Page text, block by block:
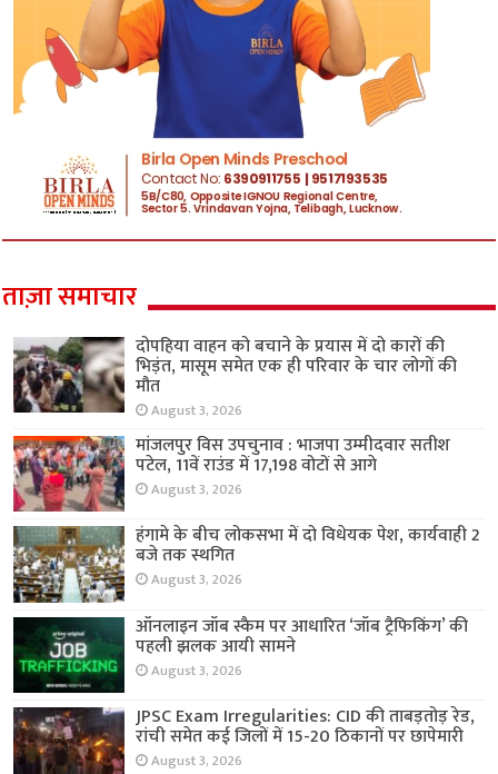
ताज़ा समाचार
दोपहिया वाहन को बचाने के प्रयास में दो कारों की
भिड़ंत, मासूम समेत एक ही परिवार के चार लोगों की
मौत
August 3, 2026
मांजलपुर विस उपचुनाव : भाजपा उम्मीदवार सतीश
पटेल, 11वें राउंड में 17,198 वोटों से आगे
August 3, 2026
हंगामे के बीच लोकसभा में दो विधेयक पेश, कार्यवाही 2
बजे तक स्थगित
August 3, 2026
ऑनलाइन जॉब स्कैम पर आधारित ‘जॉब ट्रैफिकिंग’ की
पहली झलक आयी सामने
August 3, 2026
JPSC Exam Irregularities: CID की ताबड़तोड़ रेड,
रांची समेत कई जिलों में 15-20 ठिकानों पर छापेमारी
August 3, 2026